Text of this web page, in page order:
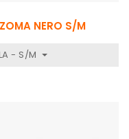
NERO S/M
- S/M